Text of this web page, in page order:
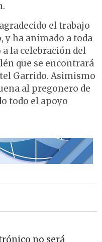
el trabajo
y ha animado a toda
la celebración del
que se encontrará
Garrido. Asimismo
al pregonero de
todo el apoyo
no será